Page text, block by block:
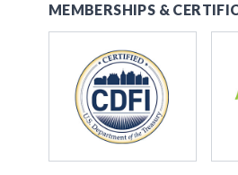
MEMBERSHIPS &